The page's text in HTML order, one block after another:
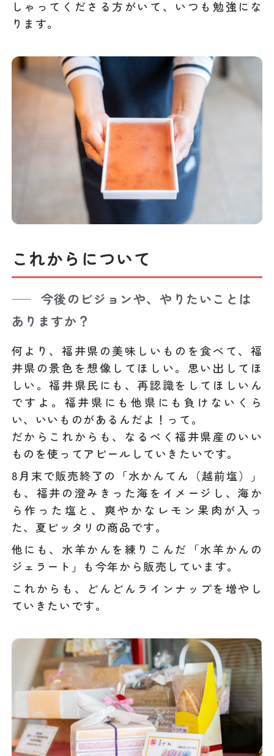
しゃってくださる方がいて、いつも勉強にな
ります。
これからについて
今後のビジョンや、やりたいことは
ありますか？
何より、福井県の美味しいものを食べて、福
井県の景色を想像してほしい。思い出してほ
しい。福井県民にも、再認識をしてほしいん
ですよ。福井県にも他県にも負けないくら
い、いいものがあるんだよ！って。
だからこれからも、なるべく福井県産のいい
ものを使ってアピールしていきたいです。
8月末で販売終了の「水かんてん（越前塩）」
も、福井の澄みきった海をイメージし、海か
ら作った塩と、爽やかなレモン果肉が入っ
た、夏ピッタリの商品です。
他にも、水羊かんを練りこんだ「水羊かんの
ジェラート」も今年から販売しています。
これからも、どんどんラインナップを増やし
ていきたいです。